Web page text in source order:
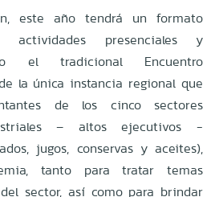
este año tendrá un formato
actividades presenciales y
el tradicional Encuentro
la única instancia regional que
de los cinco sectores
– altos ejecutivos -
jugos, conservas y aceites),
tanto para tratar temas
sector, así como para brindar